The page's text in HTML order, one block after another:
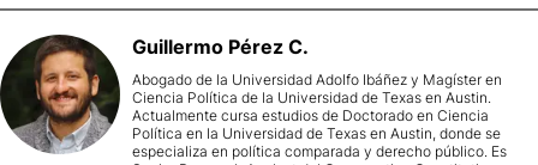
Guillermo Pérez C.
Abogado de la Universidad Adolfo Ibáñez y Magíster en
Ciencia Política de la Universidad de Texas en Austin.
Actualmente cursa estudios de Doctorado en Ciencia
Política en la Universidad de Texas en Austin, donde se
especializa en política comparada y derecho público. Es